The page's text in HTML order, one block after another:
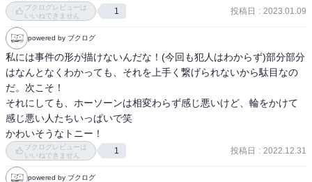
ブクログレビューは
いいねできません
1 投稿日 : 2023.01.09
powered by ブクログ
私には事件の形が描けないんだな！(今回も犯人はわからず)部分部分
はなんとなくわかっても、それを上手く繋げられないから駄目なの
だ。次こそ！
それにしても、ホーソーンは相変わらず感じ悪いけど、輪をかけて
感じ悪い人たちいっぱいで笑
かわいそうなトニー！
ブクログレビューは
いいねできません
1 投稿日 : 2022.12.31
powered by ブクログ